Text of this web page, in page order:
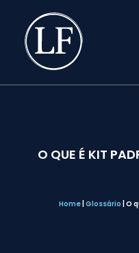
O QUE É KIT
Home| Glossário O